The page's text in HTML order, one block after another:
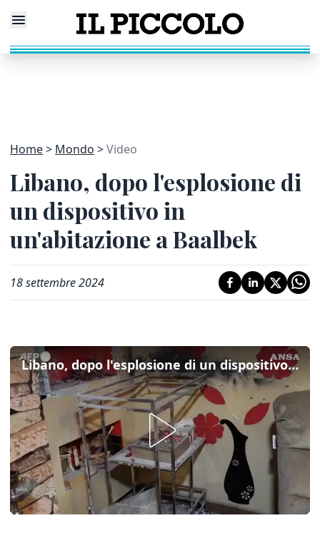
Home Mondo Video
Libano, dopo l'esplosione di
un dispositivo in
un'abitazione a Baalbek
18 settembre 2024
Libano, dopo l'esplosione di un dispositivo in un'abitazione a Baalbek